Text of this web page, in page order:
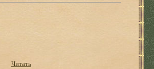
Читать